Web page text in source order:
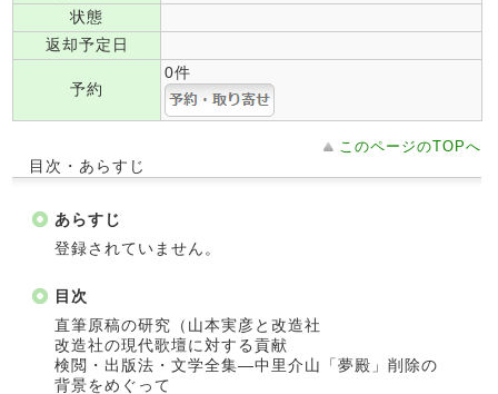
状態
返却予定日
予約
0件
このページのTOPへ
目次・あらすじ
あらすじ
登録されていません。
目次
直筆原稿の研究（山本実彦と改造社
改造社の現代歌壇に対する貢献
検閲・出版法・文学全集―中里介山「夢殿」削除の
背景をめぐって